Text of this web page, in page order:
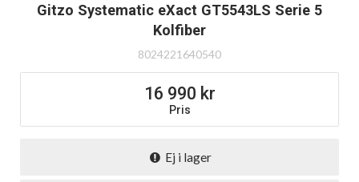
Gitzo Systematic eXact GT5543LS Serie 5
Kolfiber
8024221640540
Pris
16 990
Ej i lager